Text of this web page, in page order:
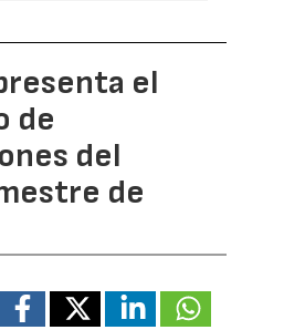
el
de
del
de